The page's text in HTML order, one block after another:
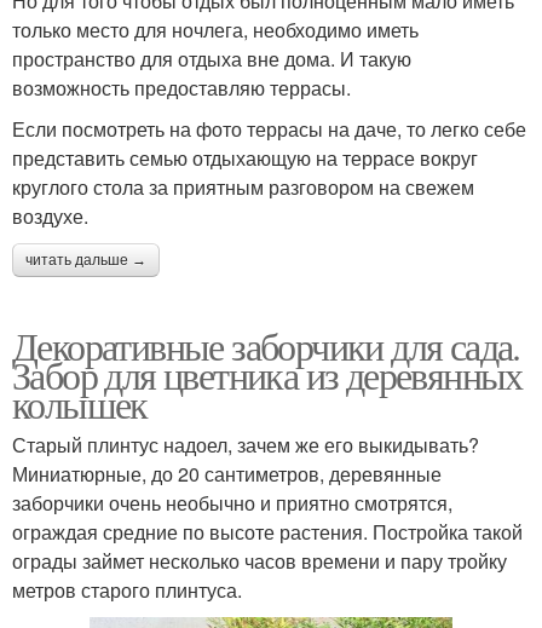
только место для ночлега, необходимо иметь
пространство для отдыха вне дома. И такую
возможность предоставляю террасы.
Если посмотреть на фото террасы на даче, то легко себе
представить семью отдыхающую на террасе вокруг
круглого стола за приятным разговором на свежем
воздухе.
читать дальше →
Декоративные заборчики для сада.
Забор для цветника из деревянных
колышек
Старый плинтус надоел, зачем же его выкидывать?
Миниатюрные, до 20 сантиметров, деревянные
заборчики очень необычно и приятно смотрятся,
ограждая средние по высоте растения. Постройка такой
ограды займет несколько часов времени и пару тройку
метров старого плинтуса.